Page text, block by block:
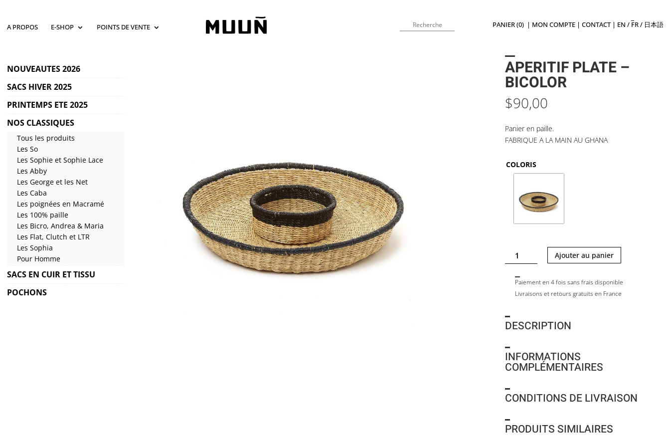
A PROPOS E-SHOP POINTS DE VENTE PANIER (0) | MON COMPTE |CONTACT| EN / FR/ 日本語
NOUVEAUTES 2026
SACS HIVER 2025
PRINTEMPS ETE 2025
NOS CLASSIQUES
Tous les produits
Les So
Les Sophie et Sophie Lace
Les Abby
Les George et les Net
Les Caba
Les poignées en Macramé
Les 100% paille
Les Bicro, Andrea & Maria
Les Flat, Clutch et LTR
Les Sophia
Pour Homme
SACS EN CUIR ET TISSU
POCHONS
APERITIF PLATE –
BICOLOR
$90,00
Panier en paille.
FABRIQUE A LA MAIN AU GHANA
COLORIS
quantité
de
APERITIF
PLATE
Ajouter au panier
Paiement en 4 fois sans frais disponible
Livraisons et retours gratuits en France
DESCRIPTION
INFORMATIONS
COMPLÉMENTAIRES
CONDITIONS DE LIVRAISON
PRODUITS SIMILAIRES